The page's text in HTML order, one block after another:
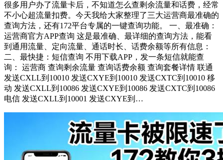
很多用户办了流量卡后，不知道怎么查剩余流量和话费，经常
不小心超流量扣费。今天我给大家整理了三大运营商最准确的
查询方法，还有172平台专属的一键查询功能。 一、最准确：
运营商官方APP查询 这是最准确、最详细的查询方法，能看
到通用流量、定向流量、通话时长、话费余额等所有信息：
二、最快捷：短信查询 不用下载APP，发一条短信就能查
询： 运营商 查询剩余流量 查询话费余额 查询套餐详情 联通
发送CXLL到10010 发送CXYE到10010 发送CXTC到10010 移
动 发送CXLL到10086 发送CXYE到10086 发送CXTC到10086
电信 发送CXLL到10001 发送CXYE到…